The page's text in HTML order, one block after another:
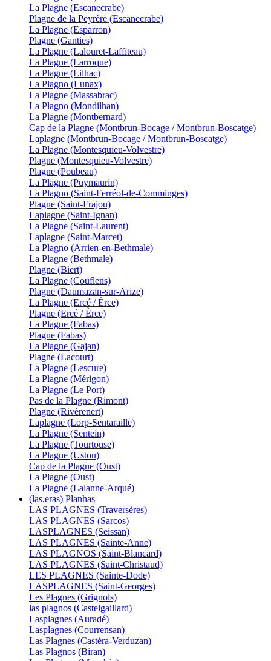
La Plagne (Escanecrabe)
Plagne de la Peyrère (Escanecrabe)
La Plagne (Esparron)
Plagne (Ganties)
La Plagne (Lalouret-Laffiteau)
La Plagne (Larroque)
La Plagne (Lilhac)
La Plagno (Lunax)
La Plagne (Massabrac)
La Plagno (Mondilhan)
La Plagne (Montbernard)
Cap de la Plagne (Montbrun-Bocage / Montbrun-Boscatge)
Laplagne (Montbrun-Bocage / Montbrun-Boscatge)
La Plagne (Montesquieu-Volvestre)
Plagne (Montesquieu-Volvestre)
Plagne (Poubeau)
La Plagne (Puymaurin)
La Plagno (Saint-Ferréol-de-Comminges)
Plagne (Saint-Frajou)
Laplagne (Saint-Ignan)
La Plagne (Saint-Laurent)
Laplagne (Saint-Marcet)
La Plagno (Arrien-en-Bethmale)
La Plagne (Bethmale)
Plagne (Biert)
La Plagne (Couflens)
Plagne (Daumazan-sur-Arize)
La Plagne (Ercé / Èrce)
Plagne (Ercé / Èrce)
La Plagne (Fabas)
Plagne (Fabas)
La Plagne (Gajan)
Plagne (Lacourt)
La Plagne (Lescure)
La Plagne (Mérigon)
La Plagne (Le Port)
Pas de la Plagne (Rimont)
Plagne (Rivèrenert)
Laplagne (Lorp-Sentaraille)
La Plagne (Sentein)
La Plagne (Tourtouse)
La Plagne (Ustou)
Cap de la Plagne (Oust)
La Plagne (Oust)
La Plagne (Lalanne-Arqué)
(las,eras) Planhas
LAS PLAGNES (Traversères)
LAS PLAGNES (Sarcos)
LASPLAGNES (Seissan)
LAS PLAGNES (Sainte-Anne)
LAS PLAGNOS (Saint-Blancard)
LAS PLAGNES (Saint-Christaud)
LES PLAGNES (Sainte-Dode)
LASPLAGNES (Saint-Georges)
Les Plagnes (Grignols)
las plagnos (Castelgaillard)
Lasplagnes (Auradé)
Lasplagnes (Courrensan)
Las Plagnes (Castéra-Verduzan)
Las Plagnos (Biran)